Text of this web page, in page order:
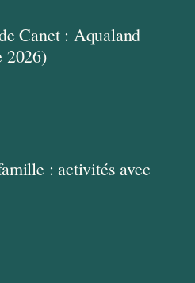
Canet : Aqualand
2026)
: activités avec